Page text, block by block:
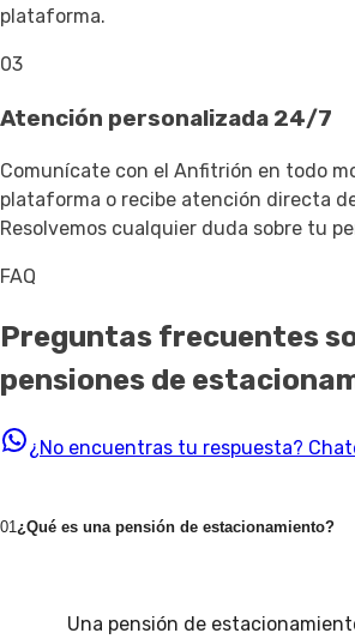
plataforma.
03
Atención personalizada 24/7
Comunícate con el Anfitrión en todo
plataforma o recibe atención directa
Resolvemos cualquier duda sobre tu
FAQ
Preguntas frecuentes
pensiones de
¿No encuentras tu respuesta?
01 ¿Qué es una pensión de estacionamiento?
Una pensión de